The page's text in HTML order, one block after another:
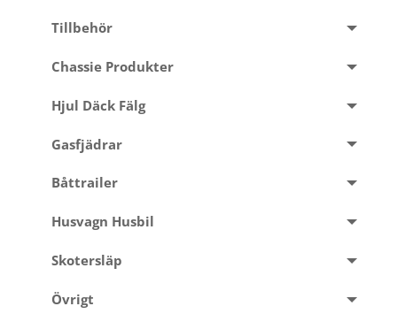
Tillbehör
Chassie Produkter
Hjul Däck Fälg
Gasfjädrar
Båttrailer
Husvagn Husbil
Skotersläp
Övrigt